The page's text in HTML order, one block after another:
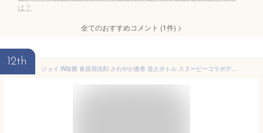
は？
全てのおすすめコメント (1件) >
12th
ジョイ W除菌 食器用洗剤 さわやか微香 逆さボトル スヌーピーコラボデザイン 240mL